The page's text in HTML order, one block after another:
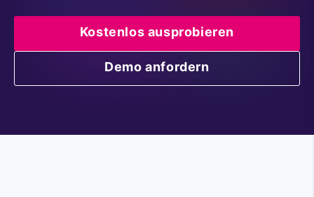
Kostenlos ausprobieren
Demo anfordern